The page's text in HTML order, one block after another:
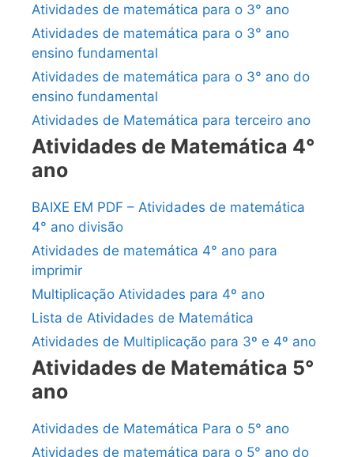
Atividades de matemática para o 3° ano
Atividades de matemática para o 3° ano
ensino fundamental
Atividades de matemática para o 3° ano do
ensino fundamental
Atividades de Matemática para terceiro ano
Atividades de Matemática 4°
ano
BAIXE EM PDF – Atividades de matemática
4° ano divisão
Atividades de matemática 4° ano para
imprimir
Multiplicação Atividades para 4º ano
Lista de Atividades de Matemática
Atividades de Multiplicação para 3º e 4º ano
Atividades de Matemática 5°
ano
Atividades de Matemática Para o 5° ano
Atividades de matemática para o 5° ano do